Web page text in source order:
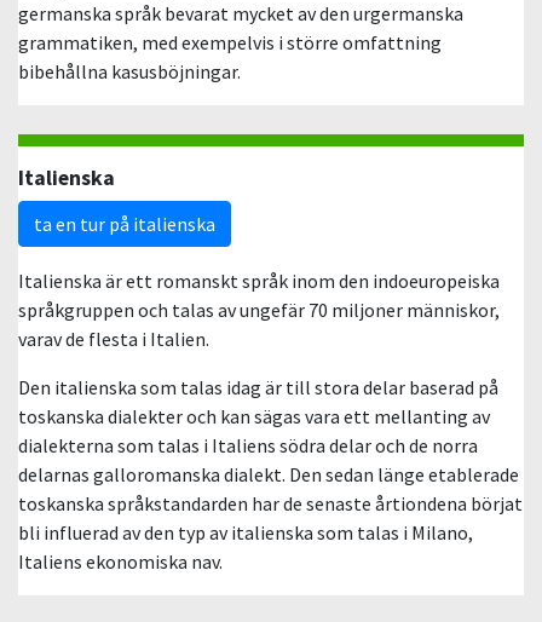
germanska språk bevarat mycket av den urgermanska
grammatiken, med exempelvis i större omfattning
bibehållna kasusböjningar.
Italienska
ta en tur på italienska
Italienska är ett romanskt språk inom den indoeuropeiska
språkgruppen och talas av ungefär 70 miljoner människor,
varav de flesta i Italien.
Den italienska som talas idag är till stora delar baserad på
toskanska dialekter och kan sägas vara ett mellanting av
dialekterna som talas i Italiens södra delar och de norra
delarnas galloromanska dialekt. Den sedan länge etablerade
toskanska språkstandarden har de senaste årtiondena börjat
bli influerad av den typ av italienska som talas i Milano,
Italiens ekonomiska nav.